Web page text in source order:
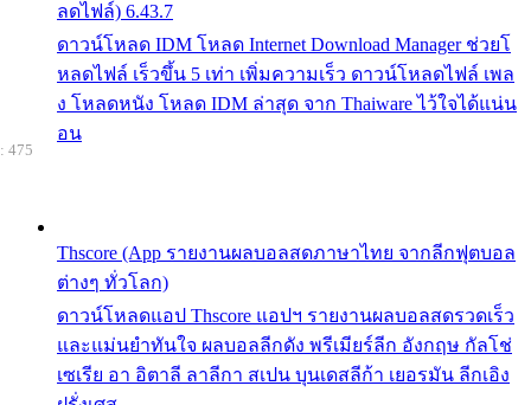
ลดไฟล์) 6.43.7
ดาวน์โหลด IDM โหลด Internet Download Manager ช่วยโ
หลดไฟล์ เร็วขึ้น 5 เท่า เพิ่มความเร็ว ดาวน์โหลดไฟล์ เพล
ง โหลดหนัง โหลด IDM ล่าสุด จาก Thaiware ไว้ใจได้แน่น
อน
Thscore (App รายงานผลบอลสดภาษาไทย จากลีกฟุตบอล
ต่างๆ ทั่วโลก)
ดาวน์โหลดแอป Thscore แอปฯ รายงานผลบอลสดรวดเร็ว
และแม่นยำทันใจ ผลบอลลีกดัง พรีเมียร์ลีก อังกฤษ กัลโช่
เซเรีย อา อิตาลี ลาลีกา สเปน บุนเดสลีก้า เยอรมัน ลีกเอิง
475